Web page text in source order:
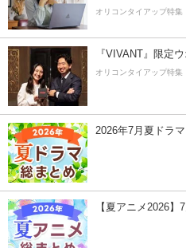
オリコンタイアップ特集
『VIVANT』限定
オリコンタイアップ特集
2026年7月夏ドラ
【夏アニメ2026